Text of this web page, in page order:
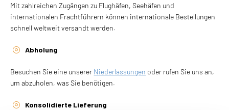
Mit zahlreichen Zugängen zu Flughäfen, Seehäfen und
internationalen Frachtführern können internationale Bestellungen
schnell weltweit versandt werden.
Abholung
Besuchen Sie eine unserer Niederlassungen oder rufen Sie uns an,
um abzuholen, was Sie benötigen.
Konsolidierte Lieferung